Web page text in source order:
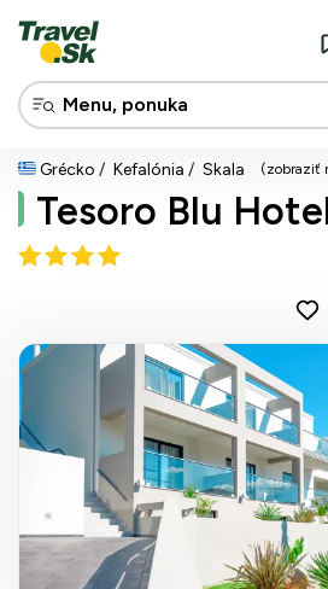
Grécko Kefalónia Skala (zobraziť
Tesoro Blu